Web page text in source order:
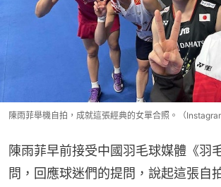
陳雨菲舉機自拍，成就這張經典的女單合照。（
陳雨菲早前接受中國羽毛球媒體《羽
問，回應球迷們的提問，說起這張自